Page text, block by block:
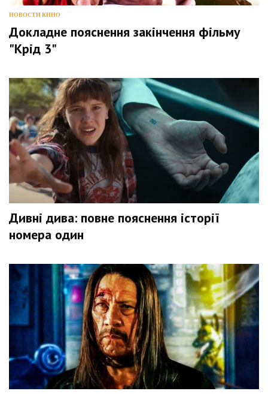
НОВОСТИ КИНО
Докладне пояснення закінчення фільму
"Крід 3"
Дивні дива: повне пояснення історії
номера один